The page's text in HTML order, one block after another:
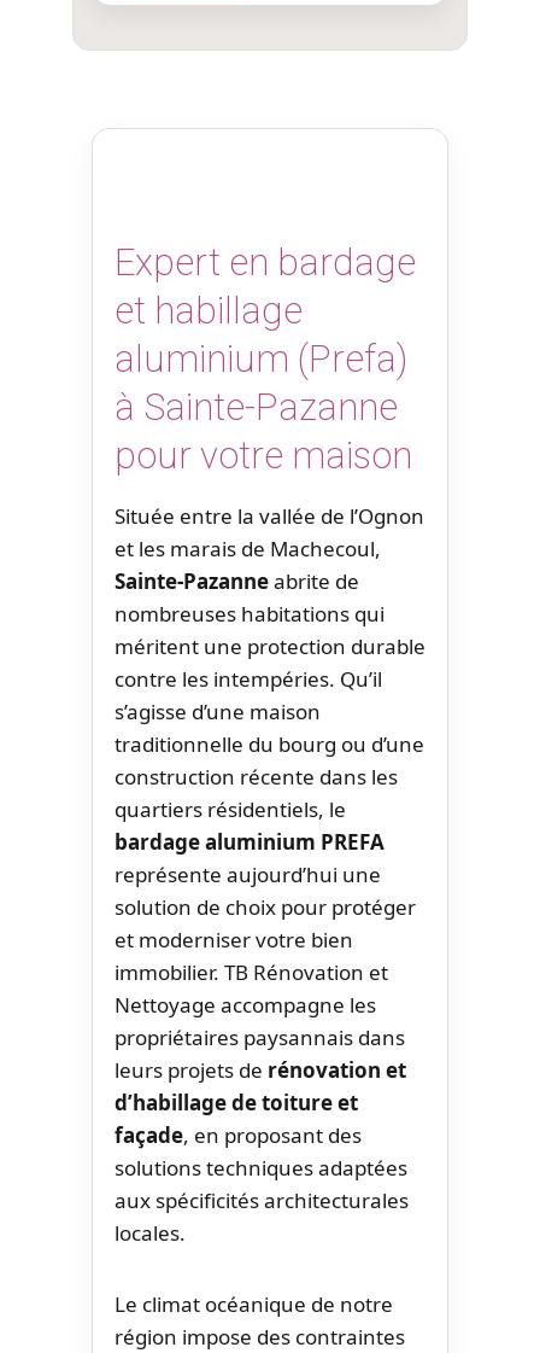
Expert en bardage
et habillage
aluminium (Prefa)
à Sainte-Pazanne
pour votre maison
Située entre la vallée de l’Ognon
et les marais de Machecoul,
Sainte-Pazanneabrite de
nombreuses habitations qui
méritent une protection durable
contre les intempéries. Qu’il
s’agisse d’une maison
traditionnelle du bourg ou d’une
construction récente dans les
quartiers résidentiels, le
bardage aluminium PREFA
représente aujourd’hui une
solution de choix pour protéger
et moderniser votre bien
immobilier. TB Rénovation et
Nettoyage accompagne les
propriétaires paysannais dans
leurs projets de rénovation et
d’habillage de toiture et
façade, en proposant des
solutions techniques adaptées
aux spécificités architecturales
locales.
Le climat océanique de notre
région impose des contraintes